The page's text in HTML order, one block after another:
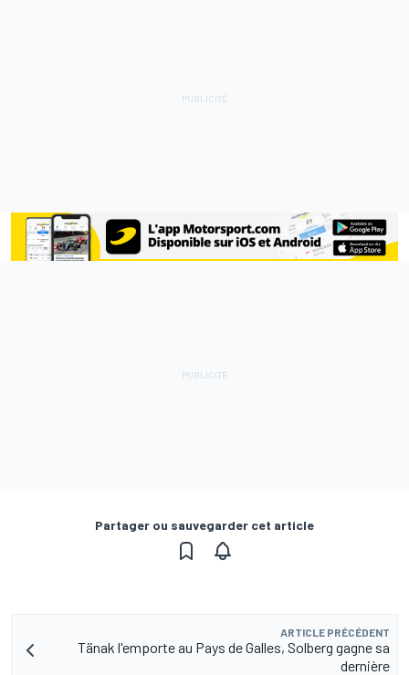
Partager ou sauvegarder cet article
ARTICLE PRÉCÉDENT
Tänak l'emporte au Pays de Galles, Solberg gagne sa
dernière